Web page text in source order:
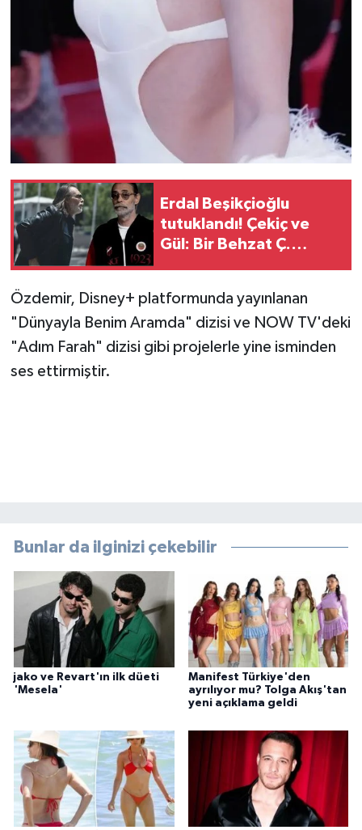
Erdal Beşikçioğlu
tutuklandı! Çekiç ve
Gül: Bir Behzat Ç.
Özdemir, Disney+ platformunda yayınlanan
"Dünyayla Benim Aramda" dizisi ve NOW TV'deki
"Adım Farah" dizisi gibi projelerle yine isminden
ses ettirmiştir.
Bunlar da ilginizi çekebilir
jako ve Revart'ın ilk düeti
'Mesela'
Manifest Türkiye'den
ayrılıyor mu? Tolga Akış'tan
yeni açıklama geldi